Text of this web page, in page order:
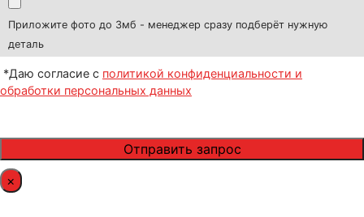
Приложите фото до 3мб - менеджер сразу подберёт нужную
деталь
*Даю согласие с политикой конфиденциальности и
обработки персональных данных
×